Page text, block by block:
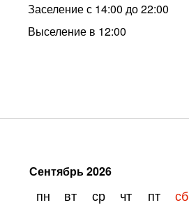
Заселение с 14:00 до 22:00
Выселение в 12:00
Сентябрь2026
пн вт ср чт пт сб